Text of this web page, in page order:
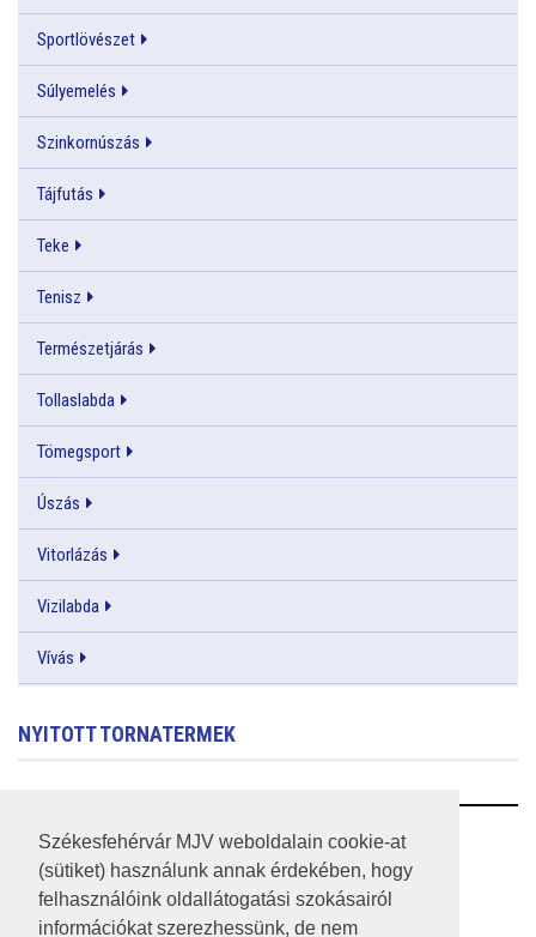
Székesfehérvár MJV weboldalain cookie-at
(sütiket) használunk annak érdekében, hogy
felhasználóink oldallátogatási szokásairól
információkat szerezhessünk, de nem
Sportlövészet
Súlyemelés
Szinkornúszás
Tájfutás
Teke
Tenisz
Természetjárás
Tollaslabda
Tömegsport
Úszás
Vitorlázás
Vizilabda
Vívás
NYITOTT TORNATERMEK
RSS
A HONLAP 2017.03.31-I ÁLLAPOTA